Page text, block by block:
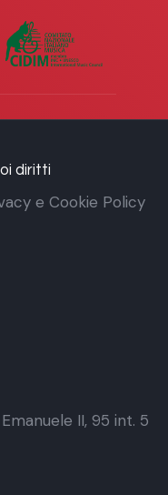
diritti
e Cookie Policy
II, 95 int. 5